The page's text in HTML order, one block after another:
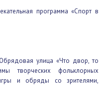
программа «Спорт в
улица «Что двор, то
творческих фольклорных
и обряды со зрителями,